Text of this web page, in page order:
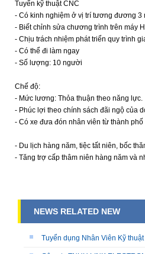
Tuyển kỹ thuật CNC
- Có kinh nghiệm ở vị trí tương đương 3
- Biết chỉnh sửa chương trình trên máy
- Chịu trách nhiệm phát triển quy trình
- Có thể đi làm ngay
- Số lượng: 10 người
Chế độ:
- Mức lương: Thỏa thuận theo năng lực.
- Phúc lợi theo chính sách đãi ngộ của
- Có xe đưa đón nhân viên từ thành phố
- Du lịch hàng năm, tiệc tất niên, bốc
- Tăng trợ cấp thâm niên hàng năm và
NEWS RELATED NEW
Tuyển dụng Nhân Viên Kỹ thuật